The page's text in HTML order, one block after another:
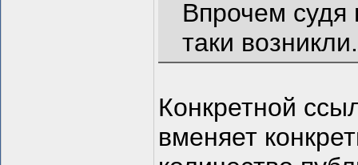
Впрочем судя
таки возникли.
Конкретной
вменяет